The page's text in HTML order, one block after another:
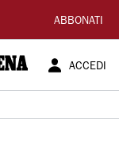
ABBONATI
ACCEDI